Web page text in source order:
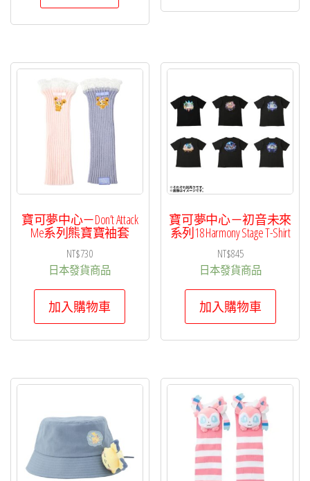
款
品
頁
面
選
寶可夢中心－Don’t Attack
Me系列熊寶寶袖套
NT$730
日本發貨商品
加入購物車
寶可夢中心－初音未來
系列18 Harmony Stage T-Shirt
NT$845
日本發貨商品
加入購物車